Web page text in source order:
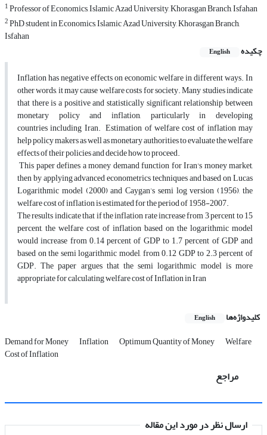
1Professor of Economics, Islamic Azad University, Khorasgan Branch, Isfahan
2PhD student in Economics, Islamic Azad University, Khorasgan Branch,
Isfahan
چکیده
English
Inflation has negative effects on economic welfare in different ways. In
other words, it may cause welfare costs for society. Many studies indicate
that there is a positive and statistically significant relationship between
monetary policy and inflation, particularly in developing
countries including Iran. Estimation of welfare cost of inflation may
help policy makers as well as monetary authorities to evaluate the welfare
effects of their policies and decide how to proceed.
This paper defines a money demand function for Iran's money market,
then by applying advanced econometrics techniques and based on Lucas
Logarithmic model (2000) and Caygan’s semi log version (1956), the
welfare cost of inflation is estimated for the period of 1958-2007.
The results indicate that if the inflation rate increase from 3 percent to 15
percent, the welfare cost of inflation based on the logarithmic model
would increase from 0.14 percent of GDP to 1.7 percent of GDP and
based on the semi logarithmic model, from 0.12 GDP to 2.3 percent of
GDP. The paper argues that the semi logarithmic model is more
appropriate for calculating welfare cost of Inflation in Iran
کلیدواژه‌ها English
Demand for Money Inflation Optimum Quantity of Money Welfare
Cost of Inflation
مراجع
ارسال نظر در مورد این مقاله